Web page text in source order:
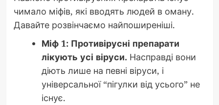
чимало міфів, які вводять людей в оману.
Давайте розвінчаємо найпоширеніші.
Міф 1: Противірусні препарати
лікують усі віруси. Насправді вони
діють лише на певні віруси, і
універсальної “пігулки від усього” не
існує.